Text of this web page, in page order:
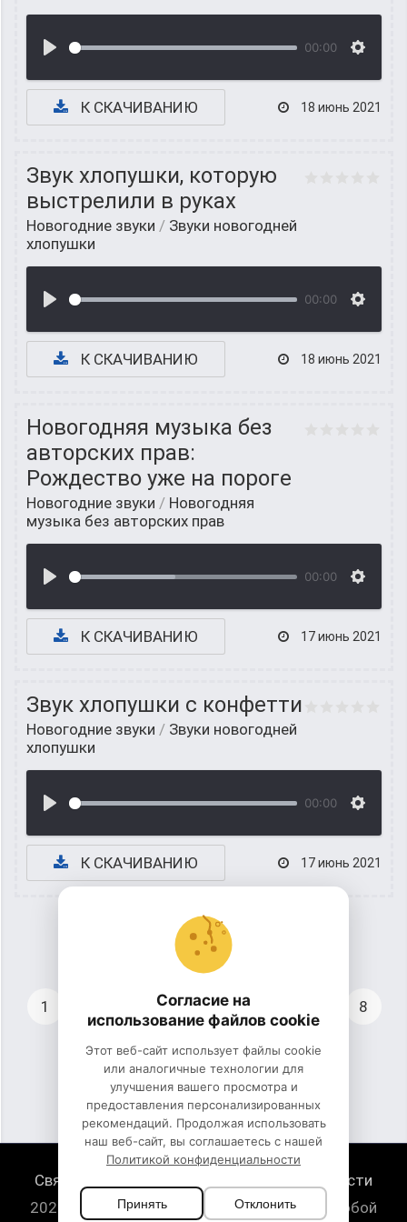
00:00
К СКАЧИВАНИЮ 18 июнь 2021
Звук хлопушки, которую
выстрелили в руках
Новогодние звуки / Звуки новогодней
хлопушки
00:00
К СКАЧИВАНИЮ 18 июнь 2021
Новогодняя музыка без
авторских прав:
Рождество уже на пороге
Новогодние звуки / Новогодняя
музыка без авторских прав
00:00
К СКАЧИВАНИЮ 17 июнь 2021
Звук хлопушки с конфетти
Новогодние звуки / Звуки новогодней
хлопушки
00:00
К СКАЧИВАНИЮ 17 июнь 2021
1 4 5 8
9 10 11 12
Связь с нами
Политика конфиденциальности
2026 HugeSounds.com - скачать звуки на любой
Согласие на
использование файлов cookie
Этот веб-сайт использует файлы cookie
или аналогичные технологии для
улучшения вашего просмотра и
предоставления персонализированных
рекомендаций. Продолжая использовать
наш веб-сайт, вы соглашаетесь с нашей
Политикой конфиденциальности
Принять Отклонить